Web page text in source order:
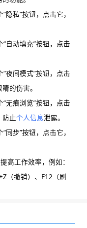
私”按钮，点击它，
自动填充”按钮，点击
夜间模式”按钮，点击
的伤害。
无痕浏览”按钮，点击
防止个人信息泄露。
步”按钮，点击它，
高工作效率，例如：
（撤销）、F12（刷